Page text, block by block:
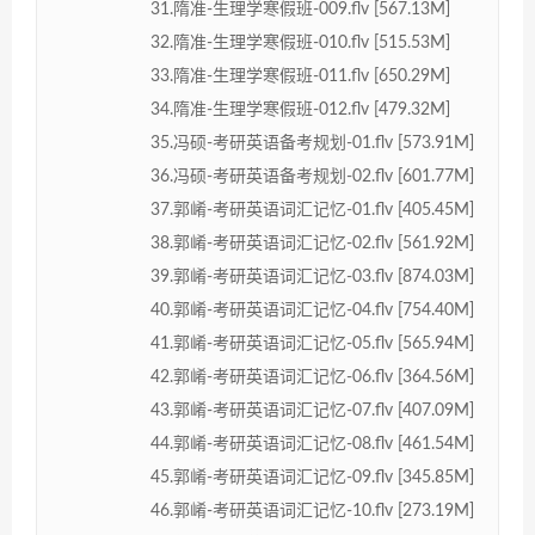
31.隋准-生理学寒假班-009.flv [567.13M]
32.隋准-生理学寒假班-010.flv [515.53M]
33.隋准-生理学寒假班-011.flv [650.29M]
34.隋准-生理学寒假班-012.flv [479.32M]
35.冯硕-考研英语备考规划-01.flv [573.91M]
36.冯硕-考研英语备考规划-02.flv [601.77M]
37.郭崤-考研英语词汇记忆-01.flv [405.45M]
38.郭崤-考研英语词汇记忆-02.flv [561.92M]
39.郭崤-考研英语词汇记忆-03.flv [874.03M]
40.郭崤-考研英语词汇记忆-04.flv [754.40M]
41.郭崤-考研英语词汇记忆-05.flv [565.94M]
42.郭崤-考研英语词汇记忆-06.flv [364.56M]
43.郭崤-考研英语词汇记忆-07.flv [407.09M]
44.郭崤-考研英语词汇记忆-08.flv [461.54M]
45.郭崤-考研英语词汇记忆-09.flv [345.85M]
46.郭崤-考研英语词汇记忆-10.flv [273.19M]